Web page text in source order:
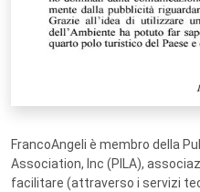
FrancoAngeli è membro della
Association, Inc (PILA),
facilitare (attraverso i servizi